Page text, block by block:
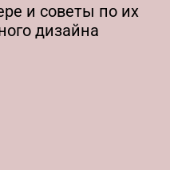
и советы по их
дизайна